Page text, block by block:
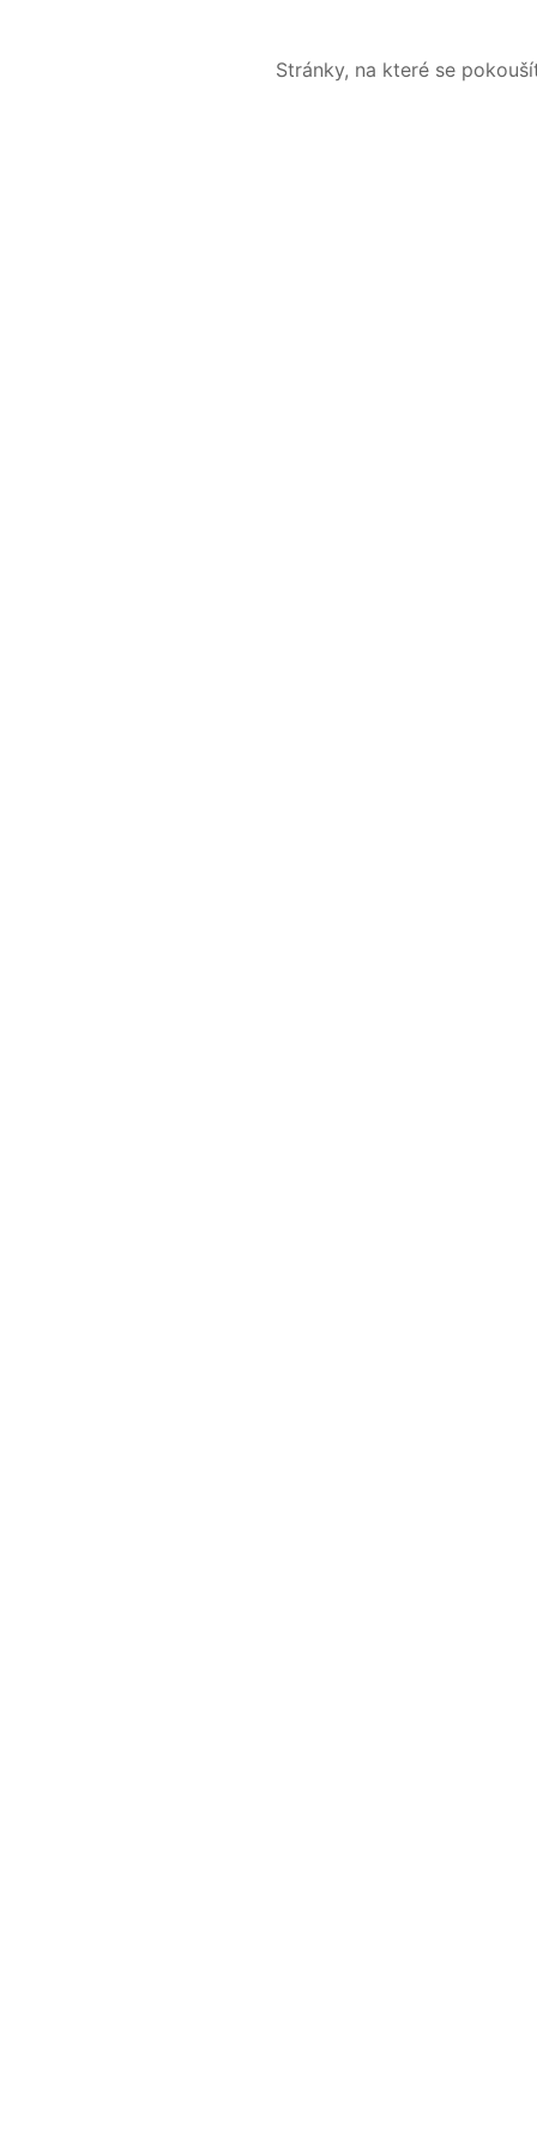
Stránky, na které se